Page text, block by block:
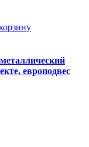
европодвес